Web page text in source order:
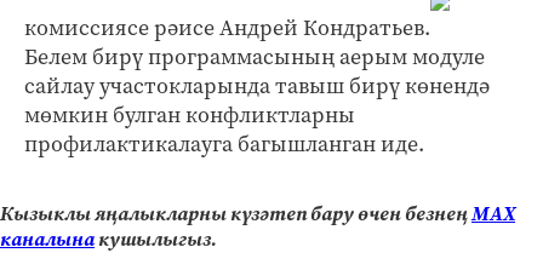
комиссиясе рәисе Андрей Кондратьев.
Белем бирү программасының аерым модуле
сайлау участокларында тавыш бирү көнендә
мөмкин булган конфликтларны
профилактикалауга багышланган иде.
Кызыклы яңалыкларны күзәтеп бару өчен безнеңМАХ
каналынакушылыгыз.